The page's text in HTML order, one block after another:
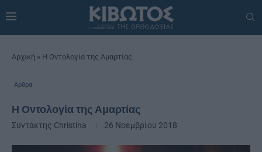
Αρχική » Η Οντολογία της Αμαρτίας
Άρθρα
Η Οντολογία της Αμαρτίας
Συντάκτης Christina 26 Νοεμβρίου 2018